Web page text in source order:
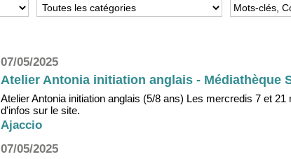
07/05/2025
Atelier Antonia initiation anglais - Médiathèque
Atelier Antonia initiation anglais (5/8 ans) Les mercredis 7 et
d'infos sur le site.
Ajaccio
07/05/2025